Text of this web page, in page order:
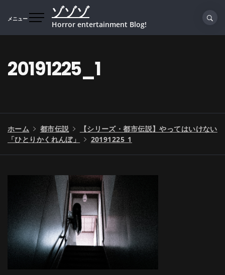
プ
メニュー ゾゾゾ
Horror entertainment Blog!
20191225_1
ホーム 都市伝説
【シリーズ・都市伝説】やってはいけない
「ひとりかくれんぼ」
20191225_1